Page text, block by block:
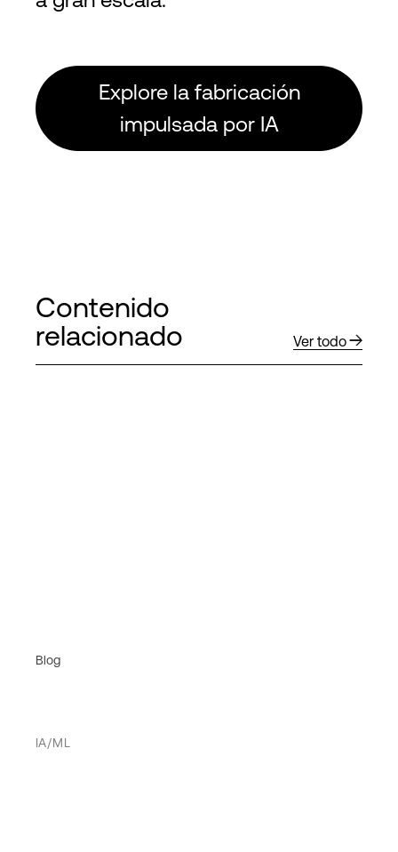
Explore la fabricación
impulsada por IA
Contenido
relacionado
Ver todo
Blog
IA/ML